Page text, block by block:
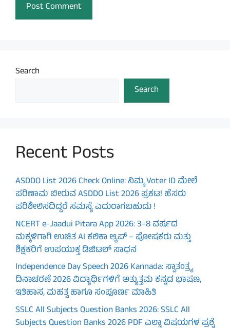
Search
Search
Recent Posts
ASDDO List 2026 Check Online: ನಿಮ್ಮ Voter ID ಮೇಲೆ
ಪರಿಣಾಮ ಬೀರುವ ASDDO List 2026 ಪ್ರಕಟ! ಹೆಸರು
ಪರಿಶೀಲಿಸದಿದ್ದರೆ ಸಮಸ್ಯೆ ಎದುರಾಗಬಹುದು !
NCERT e-Jaadui Pitara App 2026: 3–8 ವರ್ಷದ
ಮಕ್ಕಳಿಗಾಗಿ ಉಚಿತ AI ಕಲಿಕಾ ಆ್ಯಪ್ – ಪೋಷಕರು ಮತ್ತು
ಶಿಕ್ಷಕರಿಗೆ ಉಪಯುಕ್ತ ಡಿಜಿಟಲ್ ಸಾಧನ
Independence Day Speech 2026 Kannada: ಸ್ವಾತಂತ್ರ್ಯ
ದಿನಾಚರಣೆ 2026 ವಿದ್ಯಾರ್ಥಿಗಳಿಗೆ ಅತ್ಯುತ್ತಮ ಕನ್ನಡ ಭಾಷಣ,
ಇತಿಹಾಸ, ಮಹತ್ವ ಹಾಗೂ ಸಂಪೂರ್ಣ ಮಾಹಿತಿ
SSLC All Subjects Question Banks 2026: SSLC All
Subjects Question Banks 2026 PDF ಎಲ್ಲಾ ವಿಷಯಗಳ ಪ್ರಶ್ನೆ